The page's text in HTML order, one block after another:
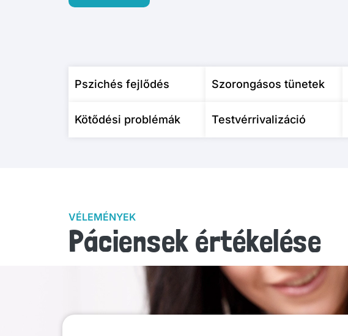
Pszichés fejlődés Szorongásos tünetek
Kötődési problémák Testvérrivalizáció
VÉLEMÉNYEK
Páciensek értékelése